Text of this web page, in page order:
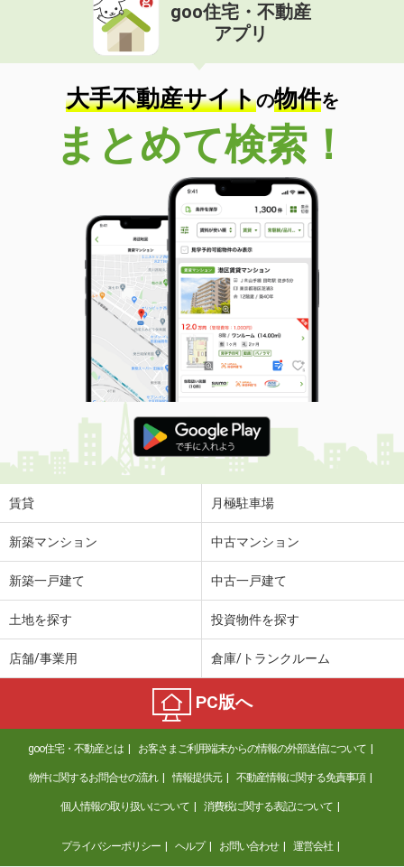
goo住宅・不動産
アプリ
大手不動産サイトの物件を
まとめて検索！
賃貸 月極駐車場
新築マンション 中古マンション
新築一戸建て 中古一戸建て
土地を探す 投資物件を探す
店舗/事業用 倉庫/トランクルーム
PC版へ
goo住宅・不動産とは お客さまご利用端末からの情報の外部送信について
物件に関するお問合せの流れ 情報提供元 不動産情報に関する免責事項
個人情報の取り扱いについて 消費税に関する表記について
プライバシーポリシー ヘルプ お問い合わせ 運営会社